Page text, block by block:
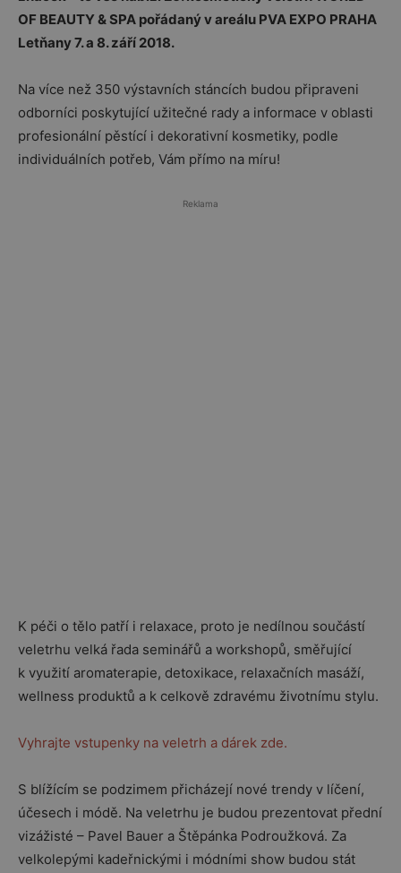
OF BEAUTY & SPA pořádanýv areálu PVA EXPO PRAHA
Letňany 7. a 8. září 2018.
Na více než 350 výstavních stáncích budou připraveni
odborníci poskytující užitečné rady a informace v oblasti
profesionální pěstící i dekorativní kosmetiky, podle
individuálních potřeb, Vám přímo na míru!
Reklama
K péči o tělo patří i relaxace, proto je nedílnou součástí
veletrhu velká řada seminářů a workshopů, směřující
k využití aromaterapie, detoxikace, relaxačních masáží,
wellness produktů a k celkově zdravému životnímu stylu.
Vyhrajte vstupenky na veletrh a dárek zde.
S blížícím se podzimem přicházejí nové trendy v líčení,
účesech i módě. Na veletrhu je budou prezentovat přední
vizážisté – Pavel Bauer a Štěpánka Podroužková. Za
velkolepými kadeřnickými i módními show budou stát